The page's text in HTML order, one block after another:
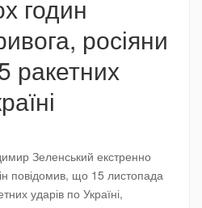
годин
росіяни
ракетних
Зеленський екстренно
повідомив, що 15 листопада
ударів по Україні,